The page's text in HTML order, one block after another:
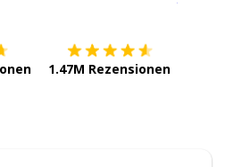
1.47M Rezensionen